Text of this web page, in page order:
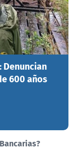
600 años